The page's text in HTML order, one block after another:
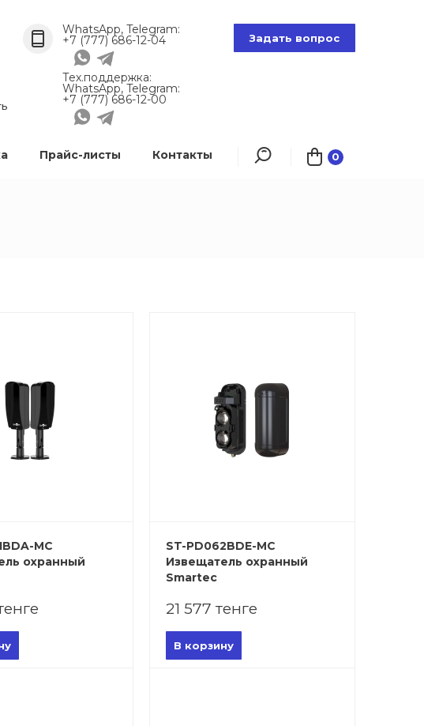
Прайс-листы Контакты 0
WhatsApp, Telegram:
+7 (777) 686-12-04
Тех.поддержка:
WhatsApp, Telegram:
+7 (777) 686-12-00
Задать вопрос
MC
охранный
ST-PD062BDE-MC
Извещатель охранный
Smartec
21 577 тенге
В корзину